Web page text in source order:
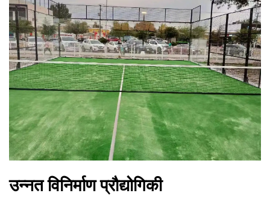
उन्नत विनिर्माण प्रौद्योगिकी